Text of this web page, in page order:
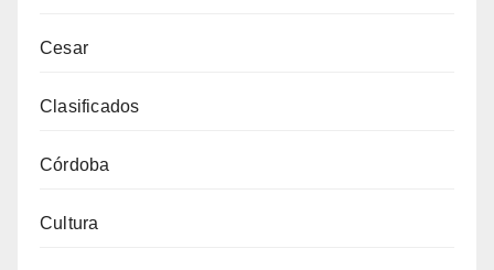
Cesar
Clasificados
Córdoba
Cultura